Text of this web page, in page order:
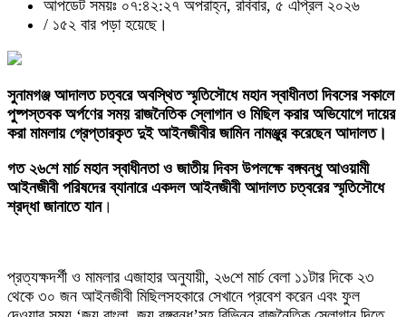
আপডেট সময়ঃ ০৭:৪২:২৭ অপরাহ্ন, রবিবার, ৫ এপ্রিল ২০২৬
/ ১৫২ বার পড়া হয়েছে।
‎​সুনামগঞ্জ আদালত চত্বরে অবস্থিত স্মৃতিসৌধে মহান স্বাধীনতা দিবসের সকালে
পুষ্পস্তবক অর্পণের সময় রাজনৈতিক স্লোগান ও মিছিল করার অভিযোগে দায়ের
করা মামলায় গ্রেপ্তারকৃত দুই আইনজীবীর জামিন নামঞ্জুর করেছেন আদালত।
‎​গত ২৬শে মার্চ মহান স্বাধীনতা ও জাতীয় দিবস উপলক্ষে বঙ্গবন্ধু আওয়ামী
আইনজীবী পরিষদের ব্যানারে একদল আইনজীবী আদালত চত্বরের স্মৃতিসৌধে
শ্রদ্ধা জানাতে যান।
প্রত্যক্ষদর্শী ও মামলার এজাহার অনুযায়ী, ২৬শে মার্চ বেলা ১১টার দিকে ২৩
থেকে ৩০ জন আইনজীবী মিছিলসহকারে সেখানে প্রবেশ করেন এবং ফুল